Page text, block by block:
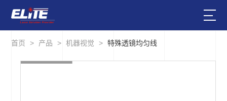
首页 > 产品 > 机器视觉 > 特殊透镜均匀线